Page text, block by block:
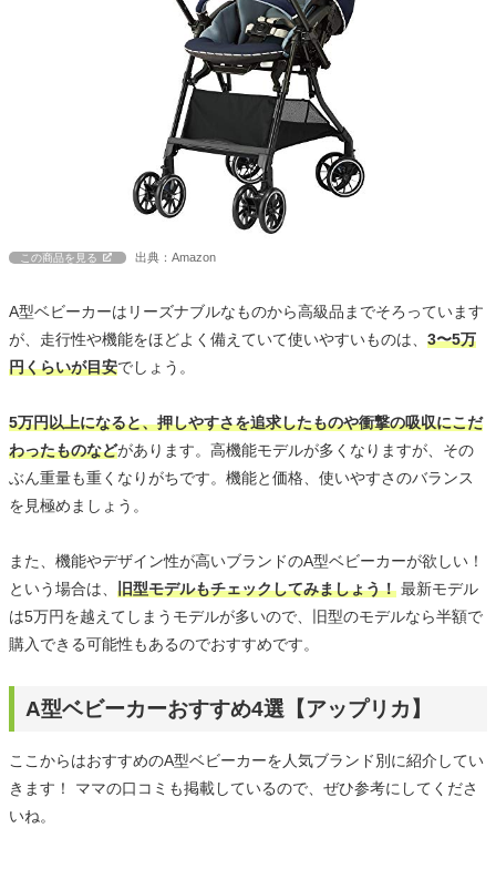
この商品を見る 出典：Amazon
A型ベビーカーはリーズナブルなものから高級品までそろっています
が、走行性や機能をほどよく備えていて使いやすいものは、 3〜5万
円くらいが目安でしょう。
5万円以上になると、押しやすさを追求したものや衝撃の吸収にこだ
わったものなどがあります。高機能モデルが多くなりますが、その
ぶん重量も重くなりがちです。機能と価格、使いやすさのバランス
を見極めましょう。
また、機能やデザイン性が高いブランドのA型ベビーカーが欲しい！
という場合は、 旧型モデルもチェックしてみましょう！ 最新モデル
は5万円を越えてしまうモデルが多いので、旧型のモデルなら半額で
購入できる可能性もあるのでおすすめです。
A型ベビーカーおすすめ4選【アップリカ】
ここからはおすすめのA型ベビーカーを人気ブランド別に紹介してい
きます！ ママの口コミも掲載しているので、ぜひ参考にしてくださ
いね。